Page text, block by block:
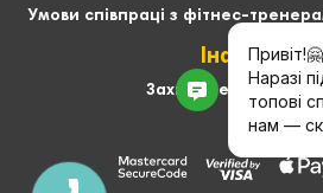
Умови співпраці з фітнес-
Інформація
Захист